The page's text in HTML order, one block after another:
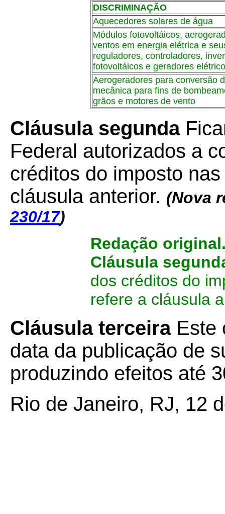
DISCRIMINAÇÃO
Aquecedores solares de água
Módulos fotovoltáicos,
ventos em energia elétrica e
reguladores, controladores,
fotovoltáicos e geradores
Aerogeradores para conversão
mecânica para fins de
grãos e motores de vento
Cláusula segunda
Federal autorizados a
créditos do imposto
cláusula anterior. (Nova
230/17)
Redação
Cláusula
dos créditos do
refere a cláusula
Cláusula terceiraEste
data da publicação de
produzindo efeitos até
Rio de Janeiro, RJ, 12